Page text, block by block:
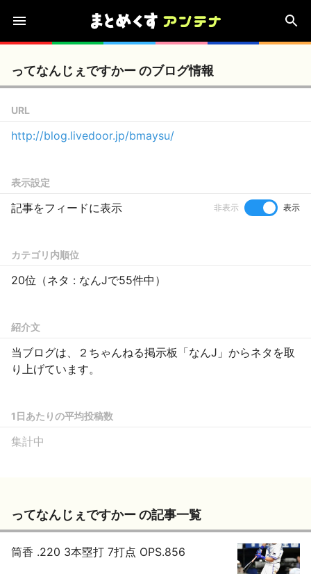
ってなんじぇですかー のブログ情報
URL
http://blog.livedoor.jp/bmaysu/
表示設定
記事をフィードに表示 非表示 表示
カテゴリ内順位
20位（ネタ : なんJで55件中）
紹介文
当ブログは、２ちゃんねる掲示板「なんJ」からネタを取
り上げています。
1日あたりの平均投稿数
集計中
ってなんじぇですかー の記事一覧
筒香 .220 3本塁打 7打点 OPS.856